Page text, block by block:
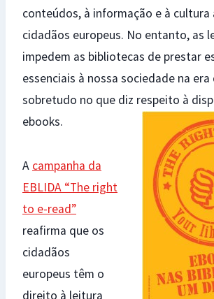
conteúdos, à informação e à
cidadãos europeus. No entanto, as
impedem as bibliotecas de prestar
essenciais à nossa sociedade na
sobretudo no que diz respeito à
ebooks.
A campanha da
EBLIDA “The right
to e-read”
reafirma que os
cidadãos
europeus têm o
direito à leitura